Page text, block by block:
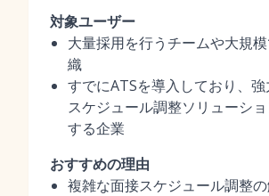
対象ユーザー
大量採用を行うチームや大規
織
すでにATSを導入しており、
スケジュール調整ソリューシ
する企業
おすすめの理由
複雑な面接スケジュール調整